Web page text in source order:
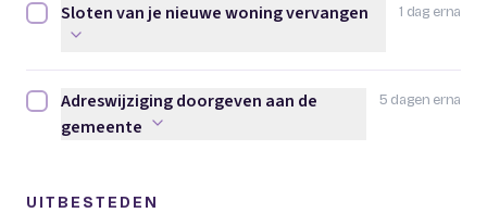
1 dag erna
Sloten van je nieuwe woning vervangen afvinken
Sloten van je nieuwe woning vervangen
5 dagen erna
Adreswijziging doorgeven aan de gemeente afvinken
Adreswijziging doorgeven aan de
gemeente
UITBESTEDEN